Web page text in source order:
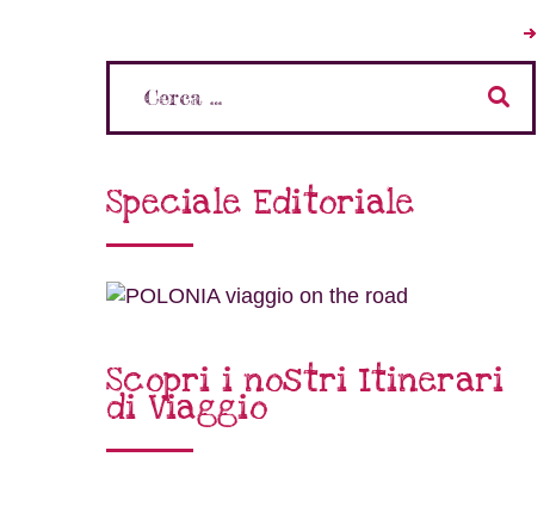
Speciale Editoriale
Scopri i nostri Itinerari
di Viaggio